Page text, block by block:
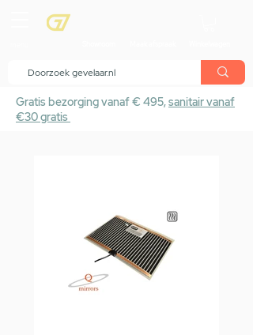
Gratis bezorging vanaf € 495,sanitair vanaf
€30 gratis